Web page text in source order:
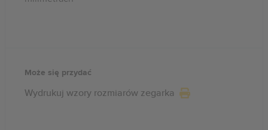
Może się przydać
Wydrukuj wzory rozmiarów zegarka